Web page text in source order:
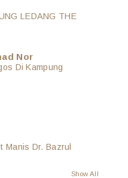
LEDANG THE
Nor
Di Kampung
Manis Dr. Bazrul
Show All